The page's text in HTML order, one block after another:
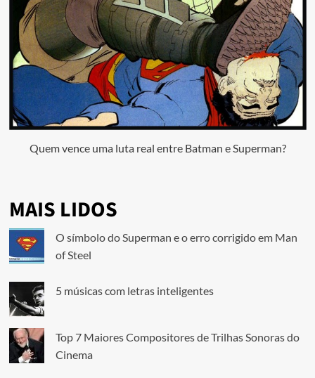
Quem vence uma luta real entre Batman e Superman?
MAIS LIDOS
O símbolo do Superman e o erro corrigido em Man
of Steel
5 músicas com letras inteligentes
Top 7 Maiores Compositores de Trilhas Sonoras do
Cinema